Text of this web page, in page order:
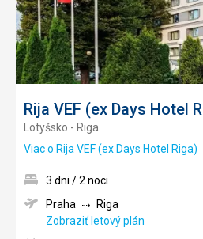
Rija VEF (ex Days Hotel
Lotyšsko - Riga
Viac o Rija VEF (ex Days Hotel Riga)
3 dni / 2 noci
Praha
Riga
Zobraziť letový plán